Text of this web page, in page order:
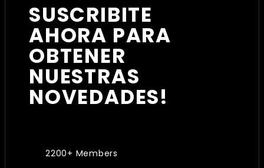
SUSCRIBITE
AHORA PARA
OBTENER
NUESTRAS
NOVEDADES!
2200+ Members